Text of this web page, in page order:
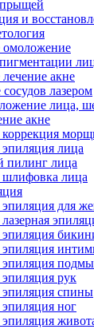
и
омоложение
акне
лазером
лица,
акне
коррекция
эпиляция лица
пилинг лица
шлифовка лица
эпиляция для
эпиляция
эпиляция
эпиляция
эпиляция рук
эпиляция спины
эпиляция ног
эпиляция